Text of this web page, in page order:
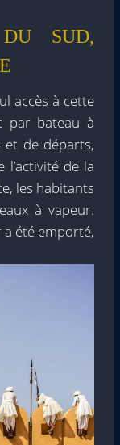
SUD,
accès à cette
par bateau à
et de départs,
de la
les habitants
à vapeur.
a été emporté,